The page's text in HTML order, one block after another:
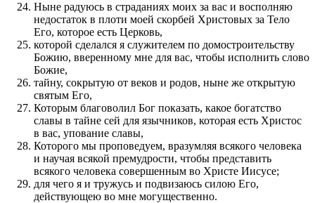
Ныне радуюсь в страданиях моих за вас и восполняю
недостаток в плоти моей скорбей Христовых за Тело
Его, которое есть Церковь,
которой сделался я служителем по домостроительству
Божию, вверенному мне для вас, чтобы исполнить слово
Божие,
тайну, сокрытую от веков и родов, ныне же открытую
святым Его,
Которым благоволил Бог показать, какое богатство
славы в тайне сей для язычников, которая есть Христос
в вас, упование славы,
Которого мы проповедуем, вразумляя всякого человека
и научая всякой премудрости, чтобы представить
всякого человека совершенным во Христе Иисусе;
для чего я и тружусь и подвизаюсь силою Его,
действующею во мне могущественно.